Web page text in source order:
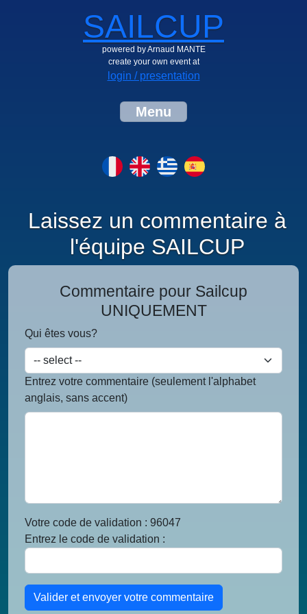
SAILCUP
powered by Arnaud MANTE
create your own event at
login / presentation
Menu
Laissez un commentaire à
l'équipe SAILCUP
Commentaire pour Sailcup
UNIQUEMENT
Qui êtes vous?
Entrez votre commentaire (seulement l'alphabet
anglais, sans accent)
Votre code de validation : 96047
Entrez le code de validation :
Valider et envoyer votre commentaire